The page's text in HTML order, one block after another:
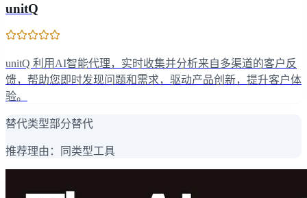
unitQ
unitQ 利用AI智能代理，实时收集并分析来自多渠道的客户反
馈，帮助您即时发现问题和需求，驱动产品创新，提升客户体
验。
替代类型部分替代
推荐理由： 同类型工具